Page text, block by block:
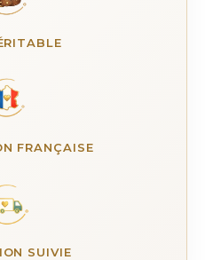
FRANÇAISE
SUIVIE